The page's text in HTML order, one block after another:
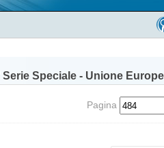
Serie Speciale - Unione
Pagina